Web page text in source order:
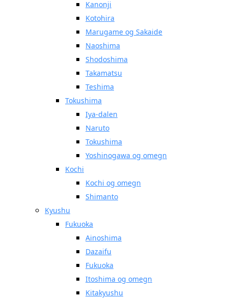
Kanonji
Kotohira
Marugame og Sakaide
Naoshima
Shodoshima
Takamatsu
Teshima
Tokushima
Iya-dalen
Naruto
Tokushima
Yoshinogawa og omegn
Kochi
Kochi og omegn
Shimanto
Kyushu
Fukuoka
Ainoshima
Dazaifu
Fukuoka
Itoshima og omegn
Kitakyushu